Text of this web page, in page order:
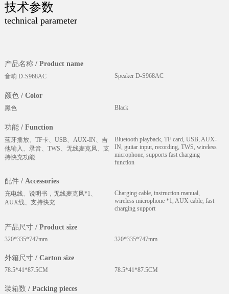
技术参数
technical parameter
产品名称 / Product name
音响 D-S968AC Speaker D-S968AC
颜色 / Color
黑色 Black
功能 / Function
蓝牙播放、TF卡、USB、AUX-IN、吉
他输入、录音、TWS、无线麦克风、支
持快充功能
Bluetooth playback, TF card, USB, AUX-
IN, guitar input, recording, TWS, wireless
microphone, supports fast charging
function
配件 / Accessories
充电线、说明书，无线麦克风*1、
AUX线、支持快充
Charging cable, instruction manual,
wireless microphone *1, AUX cable, fast
charging support
产品尺寸 / Product size
320*335*747mm 320*335*747mm
外箱尺寸 / Carton size
78.5*41*87.5CM 78.5*41*87.5CM
装箱数 / Packing pieces